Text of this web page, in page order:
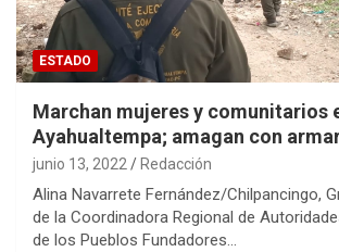
ESTADO
Marchan mujeres y comunitarios
Ayahualtempa; amagan con
junio 13, 2022 Redacción
Alina Navarrete Fernández/Chilpancingo,
de la Coordinadora Regional de
de los Pueblos Fundadores…